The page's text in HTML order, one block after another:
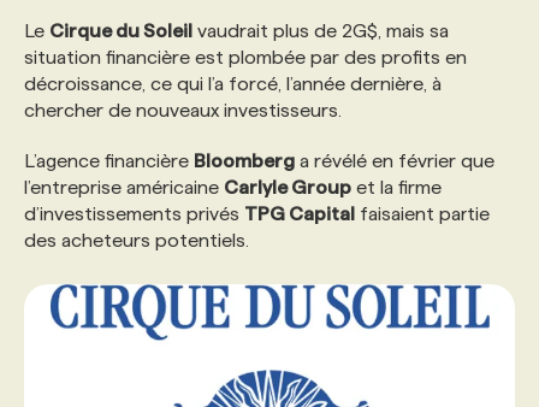
Le Cirque du Soleil vaudrait plus de 2G$, mais sa
situation financière est plombée par des profits en
décroissance, ce qui l’a forcé, l’année dernière, à
chercher de nouveaux investisseurs.
L’agence financière Bloomberg a révélé en février que
l’entreprise américaine Carlyle Group et la firme
d’investissements privés TPG Capital faisaient partie
des acheteurs potentiels.